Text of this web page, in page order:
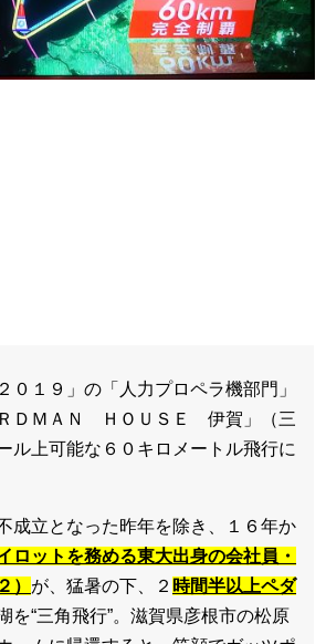
０１９」の「人力プロペラ機部門」
ＤＭＡＮ ＨＯＵＳＥ 伊賀」（三
ル上可能な６０キロメートル飛行に
成立となった昨年を除き、１６年か
ロットを務める東大出身の会社員・
） が、猛暑の下、２ 時間半以上ペダ
を“三角飛行”。滋賀県彦根市の松原